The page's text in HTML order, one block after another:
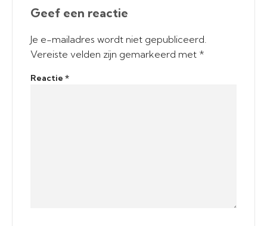
Geef een reactie
Je e-mailadres wordt niet gepubliceerd.
Vereiste velden zijn gemarkeerd met *
Reactie *